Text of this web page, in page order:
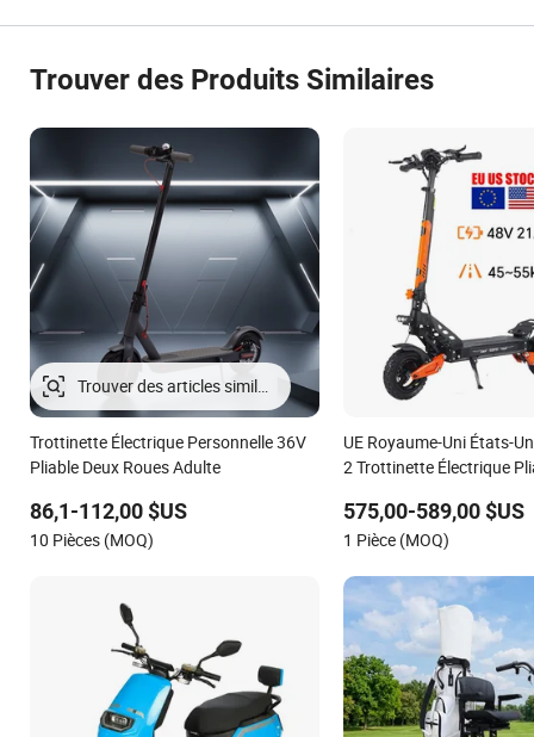
Trouver des Produits Similaires
Trouver des articles similaires
Trottinette Électrique Personnelle 36V
Pliable Deux Roues Adulte
86,1-112,00 $US
10 Pièces (MOQ)
UE Royaume-Uni États-
2 Trottinette Électrique
Trottinette Ébike Tout
Scooter de Mobilité
575,00-589,00 $US
1 Pièce (MOQ)